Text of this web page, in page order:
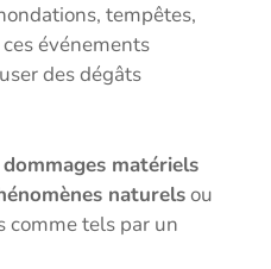
tempêtes,
événements
des dégâts
dommages matériels
naturelsou
comme tels par un